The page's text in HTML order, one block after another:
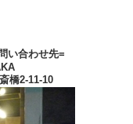
い合わせ先=
橋2-11-10